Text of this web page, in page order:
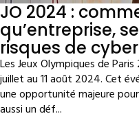
JO 2024 :
qu’entreprise,
risques de
Les Jeux Olympiques de
juillet au 11 août 2024. Cet
une opportunité majeure
aussi un déf...